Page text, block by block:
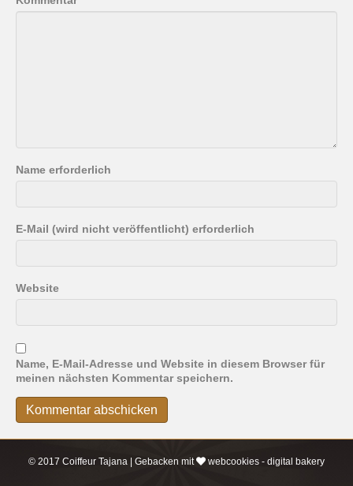
Name erforderlich
E-Mail (wird nicht veröffentlicht) erforderlich
Website
Name, E-Mail-Adresse und Website in diesem Browser für
meinen nächsten Kommentar speichern.
© 2017 Coiffeur Tajana | Gebacken mit webcookies - digital bakery